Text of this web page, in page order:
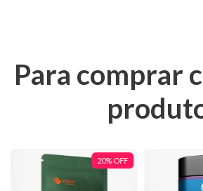
Para comprar
20%OFF